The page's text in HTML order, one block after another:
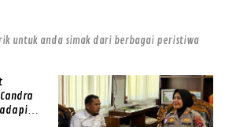
untuk anda simak dari berbagai peristiwa